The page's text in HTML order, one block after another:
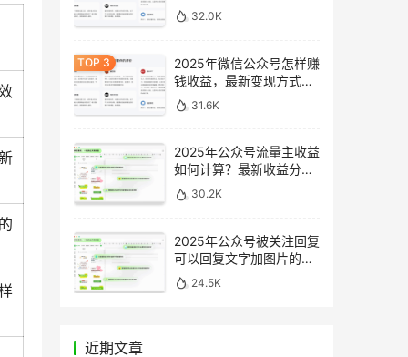
新完整指南
32.0K
2025年微信公众号怎样赚
钱收益，最新变现方式完
整指南
31.6K
2025年公众号流量主收益
如何计算？最新收益分析
与提升方法
30.2K
2025年公众号被关注回复
可以回复文字加图片的消
息吗？最新设置指南
24.5K
近期文章